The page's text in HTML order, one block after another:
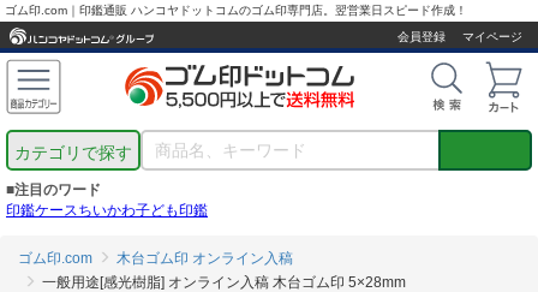
ゴム印.com｜印鑑通販 ハンコヤドットコムのゴム印専門店。翌営業日スピード作成！
会員登録
マイページ
カテゴリで探す
■注目のワード
印鑑ケースちいかわ子ども印鑑
ゴム印.com
木台ゴム印 オンライン入稿
一般用途[感光樹脂] オンライン入稿 木台ゴム印 5×28mm